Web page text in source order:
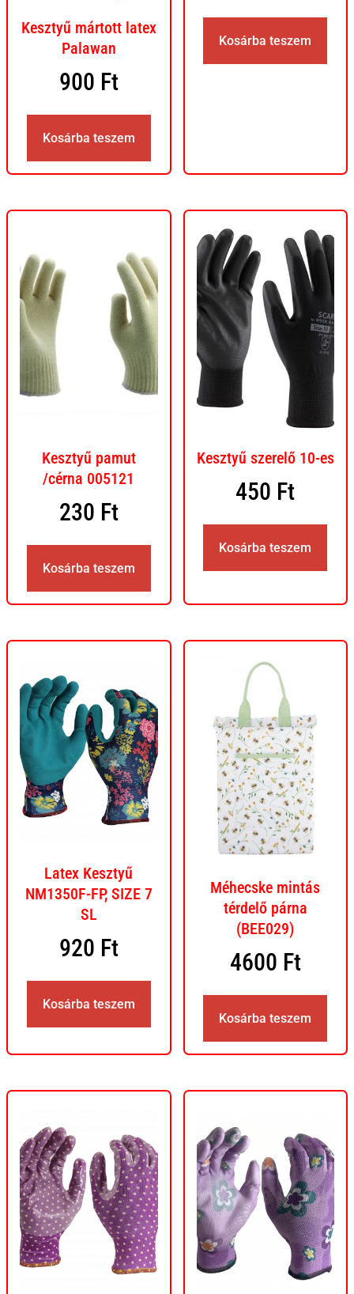
Kesztyű mártott latex
Palawan
900 Ft
Kosárba teszem
Kosárba teszem
Kesztyű pamut
/cérna 005121
230 Ft
Kosárba teszem
Kesztyű szerelő 10-es
450 Ft
Kosárba teszem
Latex Kesztyű
NM1350F-FP, SIZE 7
SL
920 Ft
Kosárba teszem
Méhecske mintás
térdelő párna
(BEE029)
4600 Ft
Kosárba teszem